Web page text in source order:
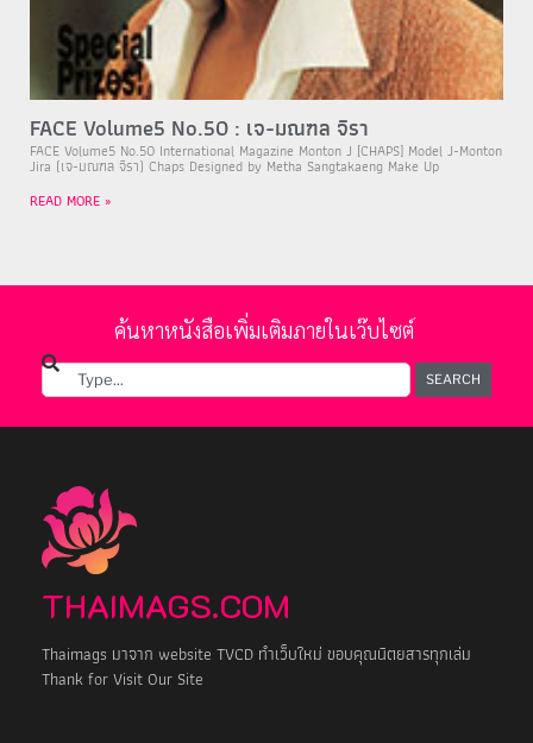
FACE Volume5 No.50 : เจ-มณฑล จิรา
FACE Volume5 No.50 International Magazine Monton J [CHAPS] Model J-Monton
Jira (เจ-มณฑล จิรา) Chaps Designed by Metha Sangtakaeng Make Up
READ MORE »
ค้นหาหนังสือเพิ่มเติมภายในเว๊บไซต์
SEARCH
THAIMAGS.COM
Thaimags มาจาก website TVCD ทำเว็บใหม่ ขอบคุณนิตยสารทุกเล่ม
Thank for Visit Our Site